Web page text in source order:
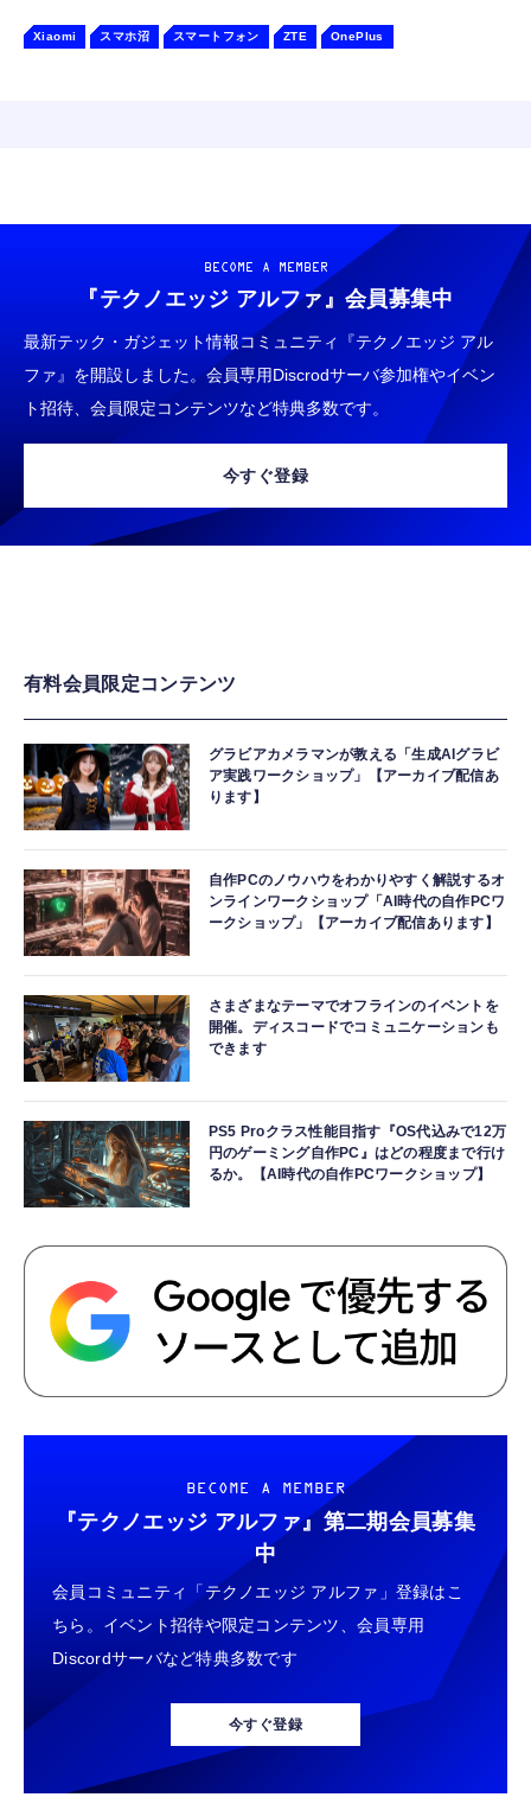
Xiaomi スマホ沼 スマートフォン ZTE OnePlus
BECOME A MEMBER
『テクノエッジ アルファ』 会員募集中
最新テック・ガジェット情報コミュニティ『テクノエッジ アル
ファ』を開設しました。会員専用Discrodサーバ参加権やイベン
ト招待、会員限定コンテンツなど特典多数です。
今すぐ登録
有料会員限定コンテンツ
グラビアカメラマンが教える「生成AIグラビ
ア実践ワークショップ」【アーカイブ配信あ
ります】
自作PCのノウハウをわかりやすく解説するオ
ンラインワークショップ「AI時代の自作PCワ
ークショップ」【アーカイブ配信あります】
さまざまなテーマでオフラインのイベントを
開催。ディスコードでコミュニケーションも
できます
PS5 Proクラス性能目指す『OS代込みで12万
円のゲーミング自作PC』はどの程度まで行け
るか。【AI時代の自作PCワークショップ】
BECOME A MEMBER
『テクノエッジ アルファ』 第二期会員募集
中
会員コミュニティ「テクノエッジ アルファ」登録はこ
ちら。イベント招待や限定コンテンツ、会員専用
Discordサーバなど特典多数です
今すぐ登録